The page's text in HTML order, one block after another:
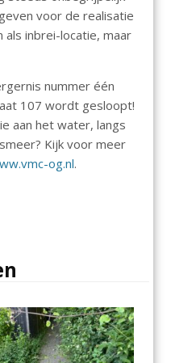
voor de realisatie
inbrei-locatie, maar
nummer één
107 wordt gesloopt!
aan het water, langs
Kijk voor meer
og.nl.